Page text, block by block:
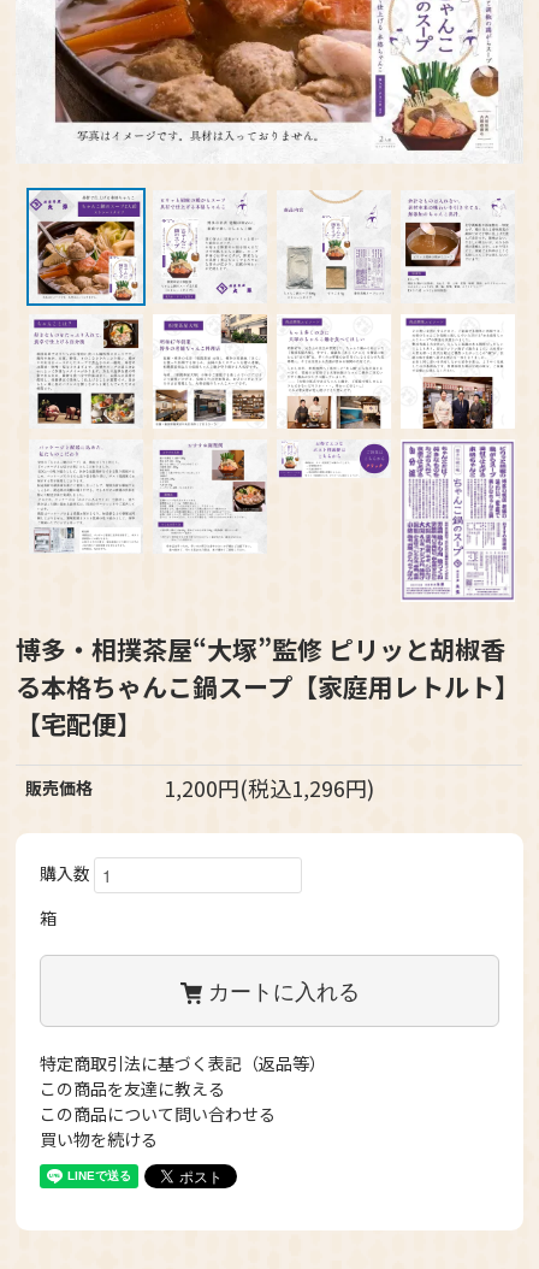
博多・相撲茶屋“大塚”監修 ピリッと胡椒香
る本格ちゃんこ鍋スープ【家庭用レトルト】
【宅配便】
販売価格 1,200円(税込1,296円)
購入数
箱
カートに入れる
特定商取引法に基づく表記（返品等）
この商品を友達に教える
この商品について問い合わせる
買い物を続ける